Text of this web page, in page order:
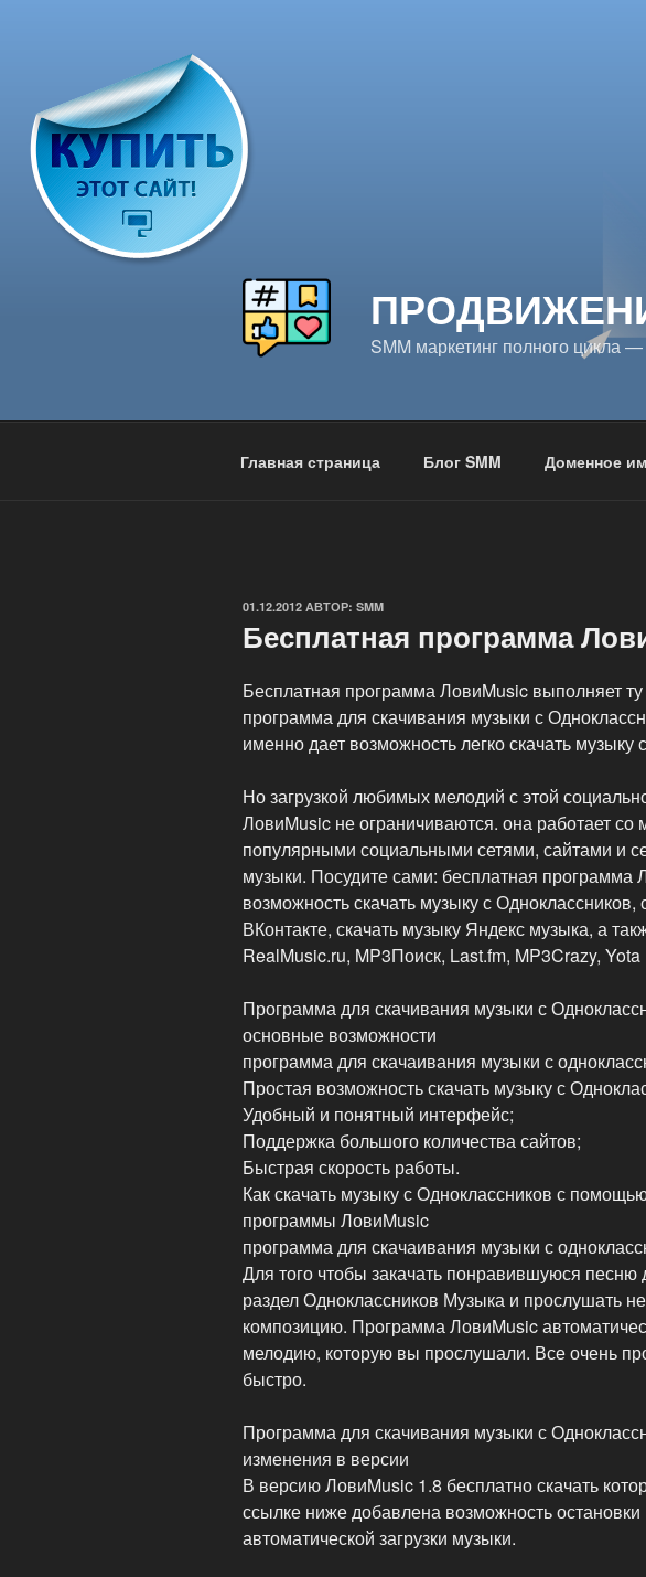
SMM маркетинг полного цикла
Главная страница Блог SMM Доменное
ОПУБЛИКОВАНО
01.12.2012 АВТОР: SMM
Бесплатная программа
Бесплатная программа ЛовиMusic выполняет ту
программа для скачивания музыки с
именно дает возможность легко скачать музыку
Но загрузкой любимых мелодий с этой
ЛовиMusic не ограничиваются. она работает со
популярными социальными сетями, сайтами и
музыки. Посудите сами: бесплатная программа
возможность скачать музыку с Одноклассников,
ВКонтакте, скачать музыку Яндекс музыка, а
RealMusic.ru, MP3Поиск, Last.fm, MP3Crazy,
Программа для скачивания музыки с
основные возможности
программа для скачаивания музыки с
Простая возможность скачать музыку с
Удобный и понятный интерфейс;
Поддержка большого количества сайтов;
Быстрая скорость работы.
Как скачать музыку с Одноклассников с
программы ЛовиMusic
программа для скачаивания музыки с
Для того чтобы закачать понравившуюся песню
раздел Одноклассников Музыка и прослушать
композицию. Программа ЛовиMusic
мелодию, которую вы прослушали. Все очень
быстро.
Программа для скачивания музыки с
изменения в версии
В версию ЛовиMusic 1.8 бесплатно скачать
ссылке ниже добавлена возможность остановки
автоматической загрузки музыки.